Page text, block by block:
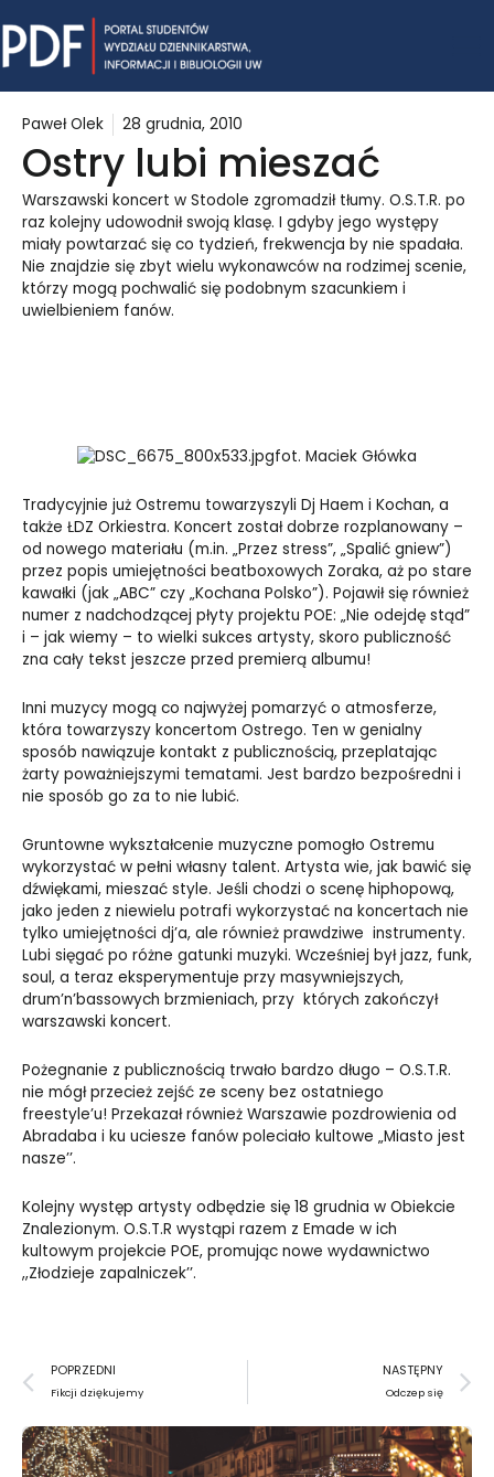
to
content
Paweł Olek 28 grudnia, 2010
Ostry lubi mieszać
Warszawski koncert w Stodole zgromadził tłumy. O.S.T.R. po
raz kolejny udowodnił swoją klasę. I gdyby jego występy
miały powtarzać się co tydzień, frekwencja by nie spadała.
Nie znajdzie się zbyt wielu wykonawców na rodzimej scenie,
którzy mogą pochwalić się podobnym szacunkiem i
uwielbieniem fanów.
fot. Maciek Główka
Tradycyjnie już Ostremu towarzyszyli Dj Haem i Kochan, a
także ŁDZ Orkiestra. Koncert został dobrze rozplanowany –
od nowego materiału (m.in. „Przez stress”, „Spalić gniew”)
przez popis umiejętności beatboxowych Zoraka, aż po stare
kawałki (jak „ABC” czy „Kochana Polsko”). Pojawił się również
numer z nadchodzącej płyty projektu POE: „Nie odejdę stąd”
i – jak wiemy – to wielki sukces artysty, skoro publiczność
zna cały tekst jeszcze przed premierą albumu!
Inni muzycy mogą co najwyżej pomarzyć o atmosferze,
która towarzyszy koncertom Ostrego. Ten w genialny
sposób nawiązuje kontakt z publicznością, przeplatając
żarty poważniejszymi tematami. Jest bardzo bezpośredni i
nie sposób go za to nie lubić.
Gruntowne wykształcenie muzyczne pomogło Ostremu
wykorzystać w pełni własny talent. Artysta wie, jak bawić się
dźwiękami, mieszać style. Jeśli chodzi o scenę hiphopową,
jako jeden z niewielu potrafi wykorzystać na koncertach nie
tylko umiejętności dj’a, ale również prawdziwe instrumenty.
Lubi sięgać po różne gatunki muzyki. Wcześniej był jazz, funk,
soul, a teraz eksperymentuje przy masywniejszych,
drum’n’bassowych brzmieniach, przy których zakończył
warszawski koncert.
Pożegnanie z publicznością trwało bardzo długo – O.S.T.R.
nie mógł przecież zejść ze sceny bez ostatniego
freestyle’u! Przekazał również Warszawie pozdrowienia od
Abradaba i ku uciesze fanów poleciało kultowe „Miasto jest
nasze’’.
Kolejny występ artysty odbędzie się 18 grudnia w Obiekcie
Znalezionym. O.S.T.R wystąpi razem z Emade w ich
kultowym projekcie POE, promując nowe wydawnictwo
,,Złodzieje zapalniczek’’.
Prev
POPRZEDNI
Fikcji dziękujemy
NASTĘPNY
Odczep się